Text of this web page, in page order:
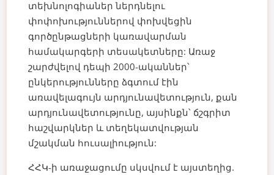
տեխնոլոգիաներ ներդնելու
փոփոխություններով փոխվեցին
գործընթացների կառավարման
համակարգերի տեսակետները: Առաջ
շարժվելով դեպի 2000-ականներ՝
ընկերությունները ձգտում էին
առավելագույն արդյունավետություն, քան
արդյունավետությունը, այսինքն՝ ճշգրիտ
հաշվարկներ և տեղեկատվության
մշակման հուսալիություն:
ՀՀԿ-ի առաջացումը սկսվում է այստեղից.